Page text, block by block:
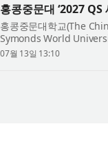
홍콩중문대 ‘2027
홍콩중문대학교(The
Symonds World
세계 20위권에 진입했다.
07월 13일 13:10